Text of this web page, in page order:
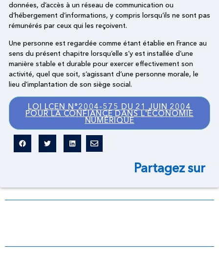
données, d’accès à un réseau de communication ou
d’hébergement d’informations, y compris lorsqu’ils ne sont pas
rémunérés par ceux qui les reçoivent.
Une personne est regardée comme étant établie en France au
sens du présent chapitre lorsqu’elle s’y est installée d’une
manière stable et durable pour exercer effectivement son
activité, quel que soit, s’agissant d’une personne morale, le
lieu d’implantation de son siège social.
LOI LCEN N°2004-575 DU 21 JUIN 2004
POUR LA CONFIANCE DANS L'ÉCONOMIE
NUMÉRIQUE
Partagez sur